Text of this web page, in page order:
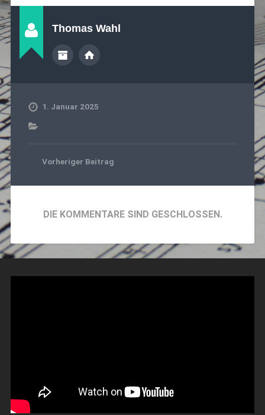
Thomas Wahl
1. Januar 2025
Vorheriger Beitrag
DIE KOMMENTARE SIND GESCHLOSSEN.